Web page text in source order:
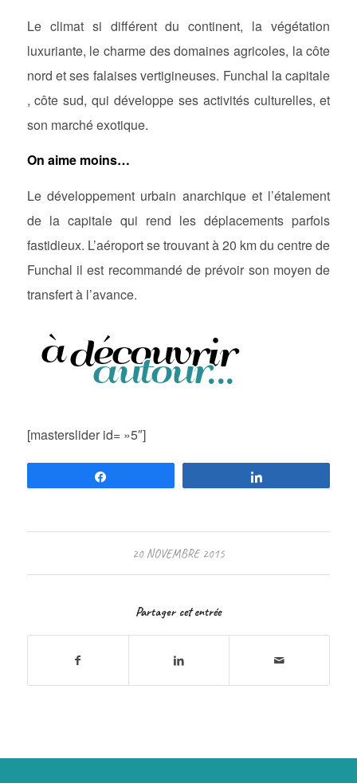
Le climat si différent du continent, la végétation
luxuriante, le charme des domaines agricoles, la côte
nord et ses falaises vertigineuses. Funchal la capitale
, côte sud, qui développe ses activités culturelles, et
son marché exotique.
On aime moins…
Le développement urbain anarchique et l’étalement
de la capitale qui rend les déplacements parfois
fastidieux. L’aéroport se trouvant à 20 km du centre de
Funchal il est recommandé de prévoir son moyen de
transfert à l’avance.
[masterslider id= »5″]
20 NOVEMBRE 2015
Partager cet entrée